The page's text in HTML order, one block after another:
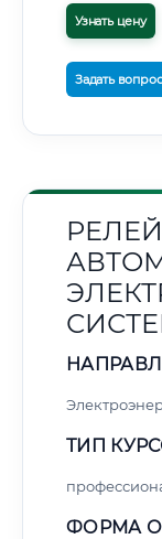
Узнать цену
Задать
ТИП
ФОРМА